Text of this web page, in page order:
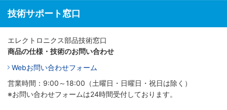
技術サポート窓口
エレクトロニクス部品技術窓口
商品の仕様・技術のお問い合わせ
Webお問い合わせフォーム
営業時間：9:00～18:00（土曜日・日曜日・祝日は除く）
※お問い合わせフォームは24時間受付しております。